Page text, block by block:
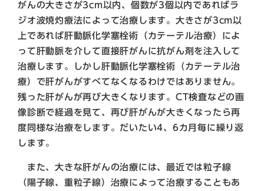
がんの大きさが3cm以内、個数が3個以内であればラ
ジオ波焼灼療法によって治療します。大きさが3cm以
上であれば肝動脈化学塞栓術（カテーテル治療）によ
って肝動脈を介して直接肝がんに抗がん剤を注入して
治療します。しかし肝動脈化学塞栓術（カテーテル治
療）で肝がんがすべてなくなるわけではありません。
残った肝がんが再び大きくなります。CT検査などの画
像診断で経過を見て、再び肝がんが大きくなったら再
度同様な治療をします。だいたい4、6カ月毎に繰り返
します。
また、大きな肝がんの治療には、最近では粒子線
（陽子線、重粒子線）治療によって治療することもあ